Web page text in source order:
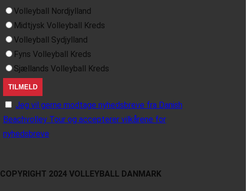
Volleyball Nordjylland
Midtjysk Volleyball Kreds
Volleyball Sydjylland
Fyns Volleyball Kreds
Sjællands Volleyball Kreds
Jeg vil gerne modtage nyhedsbreve fra Danish
Beachvolley Tour og accepterer vilkårene for
nyhedsbreve
COPYRIGHT 2024 VOLLEYBALL DANMARK